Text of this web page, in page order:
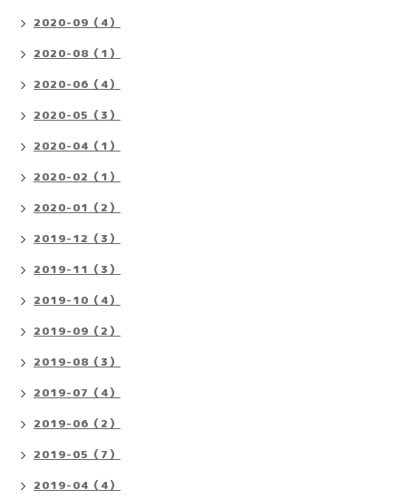
2020-09（4）
2020-08（1）
2020-06（4）
2020-05（3）
2020-04（1）
2020-02（1）
2020-01（2）
2019-12（3）
2019-11（3）
2019-10（4）
2019-09（2）
2019-08（3）
2019-07（4）
2019-06（2）
2019-05（7）
2019-04（4）